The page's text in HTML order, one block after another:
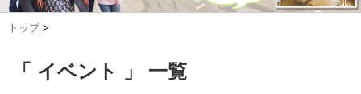
トップ >
「 イベント 」 一覧